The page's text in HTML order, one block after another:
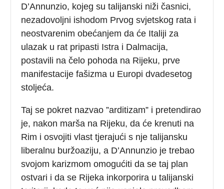
D’Annunzio, kojeg su talijanski niži časnici,
nezadovoljni ishodom Prvog svjetskog rata i
neostvarenim obećanjem da će Italiji za
ulazak u rat pripasti Istra i Dalmacija,
postavili na čelo pohoda na Rijeku, prve
manifestacije fašizma u Europi dvadesetog
stoljeća.
Taj se pokret nazvao ”arditizam” i pretendirao
je, nakon marša na Rijeku, da će krenuti na
Rim i osvojiti vlast tjerajući s nje talijansku
liberalnu buržoaziju, a D’Annunzio je trebao
svojom karizmom omogućiti da se taj plan
ostvari i da se Rijeka inkorporira u talijanski